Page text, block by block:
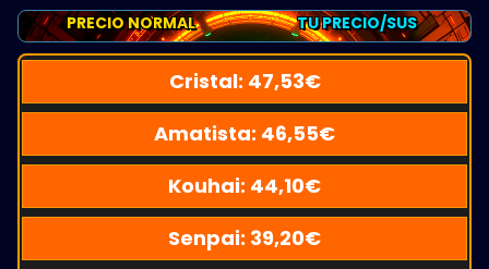
PRECIO NORMAL TU PRECIO/SUS
Cristal: 47,53€
Amatista: 46,55€
Kouhai: 44,10€
Senpai: 39,20€